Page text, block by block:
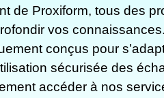
de Proxiform, tous des
vos
conçus pour
sécurisée des
accéder à nos